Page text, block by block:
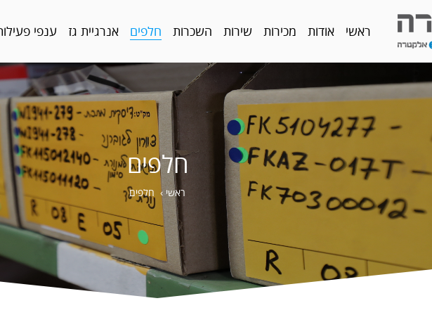
ראשי אודות מכירות שירות השכרות חלפים אנרגיית גז ענפי
חלפים
ראשי › חלפים